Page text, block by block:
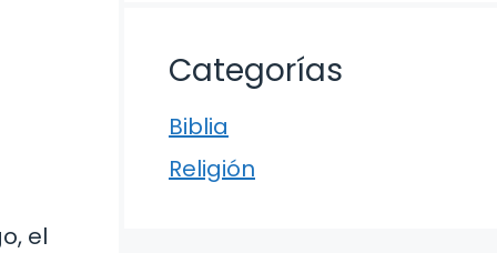
el
Categorías
Biblia
Religión